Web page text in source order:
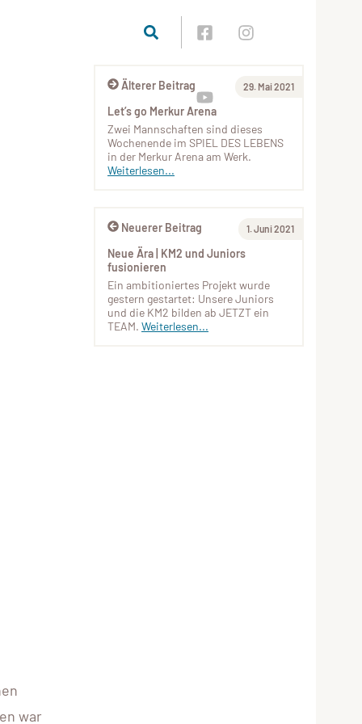
war
Älterer Beitrag 29. Mai 2021
Let’s go Merkur Arena
Zwei Mannschaften sind dieses
Wochenende im SPIEL DES LEBENS
in der Merkur Arena am Werk.
Weiterlesen...
Neuerer Beitrag 1. Juni 2021
Neue Ära | KM2 und Juniors
fusionieren
Ein ambitioniertes Projekt wurde
gestern gestartet: Unsere Juniors
und die KM2 bilden ab JETZT ein
TEAM. Weiterlesen...